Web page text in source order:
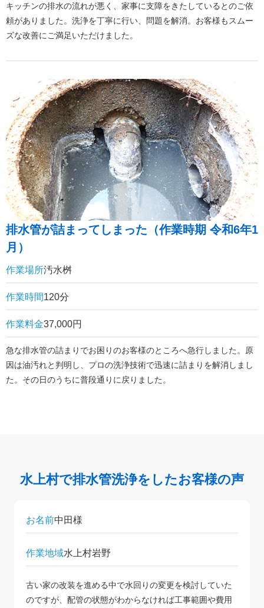
キッチンの排水の流れが悪く、家事に支障をきたしているとのご依
頼がありました。洗浄を丁寧に行い、問題を解消。お客様もスムー
ズな改善にご満足いただけました。
排水管が詰まってしまった（作業時期 令和6年1
月）
作業場所汚水桝
作業時間120分
作業料金37,000円
急な排水管の詰まりでお困りのお客様のところへ急行しました。原
因は油汚れと判明し、プロの洗浄技術で迅速に詰まりを解消しまし
た。その日のうちに普段通りに戻りました。
水上村で排水管洗浄をしたお客様の声
お名前中田様
作業地域水上村岩野
古い家の改装を進める中で水回りの変更を検討していた
のですが、配管の状態がわからなければ工事範囲や費用